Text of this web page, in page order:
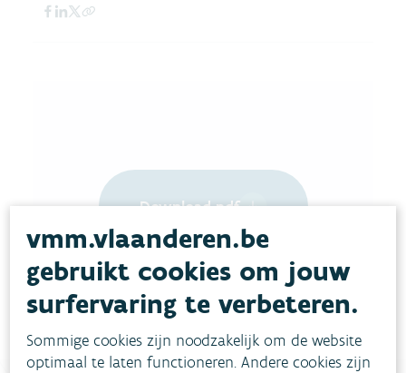
Download pdf
vmm.vlaanderen.be
gebruikt cookies om jouw
surfervaring te verbeteren.
Sommige cookies zijn noodzakelijk om de website
optimaal te laten functioneren. Andere cookies zijn